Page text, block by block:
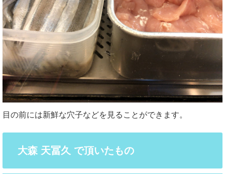
目の前には新鮮な穴子などを見ることができます。
大森 天冨久 で頂いたもの